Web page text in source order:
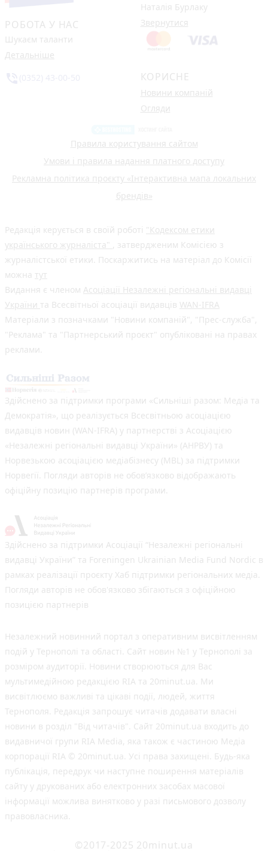
РОБОТА У НАС
Шукаєм таланти
Детальніше
Наталія Бурлаку
Звернутися
КОРИСНЕ
Новини компаній
Огляди
Правила користування сайтом
Умови і правила надання платного доступу
Рекламна політика проєкту «Інтерактивна мапа локальних
брендів»
Редакція керується в своїй роботі "Кодексом етики
українського журналіста" , затвердженим Комісією з
журналістської етики. Поскаржитись на матеріал до Комісії
можна тут
Видання є членом Асоціації Незалежні регіональні видавці
України та Всесвітньої асоціації видавців WAN-IFRA
Матеріали з позначками "Новини компаній", "Прес-служба",
"Реклама" та "Партнерський проєкт" опубліковані на правах
реклами.
Здійснено за підтримки програми «Сильніші разом: Медіа та
Демократія», що реалізується Всесвітньою асоціацією
видавців новин (WAN-IFRA) у партнерстві з Асоціацією
«Незалежні регіональні видавці України» (АНРВУ) та
Норвезькою асоціацією медіабізнесу (MBL) за підтримки
Норвегії. Погляди авторів не обов’язково відображають
офіційну позицію партнерів програми.
Здійснено за підтримки Асоціації “Незалежні регіональні
видавці України” та Foreningen Ukrainian Media Fund Nordic в
рамках реалізації проєкту Хаб підтримки регіональних медіа.
Погляди авторів не обов'язково збігаються з офіційною
позицією партнерів
Незалежний новинний портал з оперативним висвітленням
подій у Тернополі та області. Сайт новин №1 у Тернополі за
розміром аудиторії. Новини створюються для Вас
мультимедійною редакцією RIA та 20minut.ua. Ми
висвітлюємо важливі та цікаві події, людей, життя
Тернополя. Редакція запрошує читачів додавати власні
новини в розділ "Від читачів". Сайт 20minut.ua входить до
видавничої групи RIA Media, яка також є частиною Медіа
корпорації RIA © 20minut.ua. Усі права захищені. Будь-яка
публiкацiя, передрук чи наступне поширення матеріалів
сайту у друкованих або електронних засобах масової
інформації можлива винятково у разі письмового дозволу
правовласника.
©2017-2025 20minut.ua